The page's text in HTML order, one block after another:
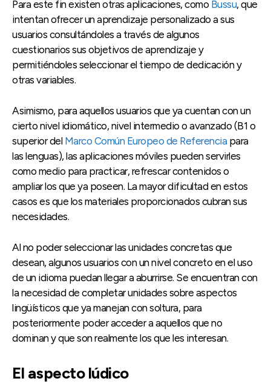
Para este fin existen otras aplicaciones, como Bussu, que
intentan ofrecer un aprendizaje personalizado a sus
usuarios consultándoles a través de algunos
cuestionarios sus objetivos de aprendizaje y
permitiéndoles seleccionar el tiempo de dedicación y
otras variables.
Asimismo, para aquellos usuarios que ya cuentan con un
cierto nivel idiomático, nivel intermedio o avanzado (B1 o
superior del Marco Común Europeo de Referencia para
las lenguas), las aplicaciones móviles pueden servirles
como medio para practicar, refrescar contenidos o
ampliar los que ya poseen. La mayor dificultad en estos
casos es que los materiales proporcionados cubran sus
necesidades.
Al no poder seleccionar las unidades concretas que
desean, algunos usuarios con un nivel concreto en el uso
de un idioma puedan llegar a aburrirse. Se encuentran con
la necesidad de completar unidades sobre aspectos
lingüísticos que ya manejan con soltura, para
posteriormente poder acceder a aquellos que no
dominan y que son realmente los que les interesan.
El aspecto lúdico